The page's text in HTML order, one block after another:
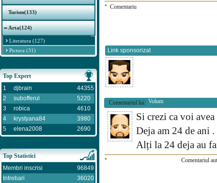
Turism(133)
Arta(124)
Literatura (127)
Pictura (31)
Top Expert
1
djbrain
44355
2
subofferul
5220
3
robica
4610
4
krystyana84
3980
5
elena2008 2690
Top Statistici
Membri inscrisi
96849
Intrebari
36020
* Comentariu
Link sponsorizat
Comentariul lui: Volum
Si crezi ca voi
Deja am 24 de ani .
Alți la 24 deja au
* Comentariul